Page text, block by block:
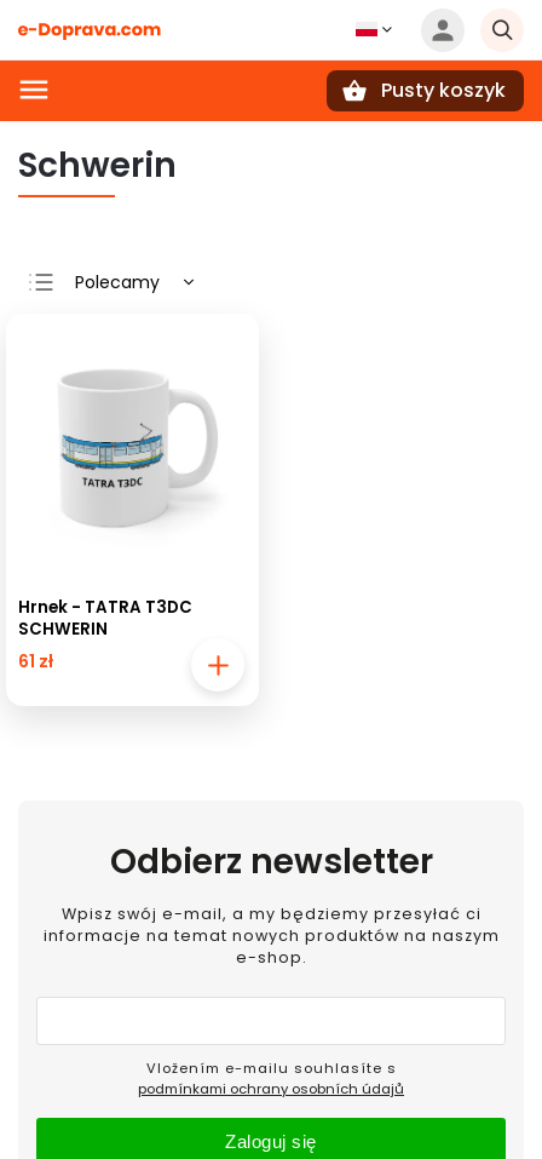
Pusty koszyk
Schwerin
Polecamy
Najczęściej
sprzedawane
Alfabetycznie
Hrnek - TATRA T3DC
SCHWERIN
61 zł
Odbierz newsletter
Wpisz swój e-mail, a my będziemy przesyłać ci
informacje na temat nowych produktów na naszym
e-shop.
podmínkami ochrany osobních údajů
Zaloguj się